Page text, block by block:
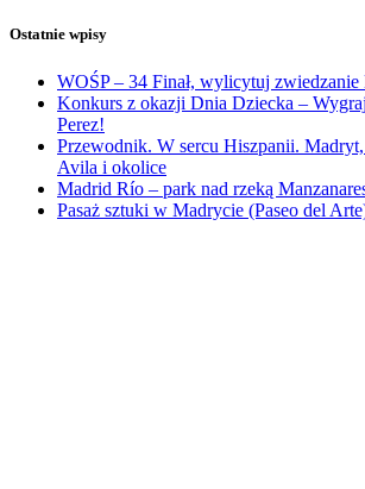
Ostatnie wpisy
WOŚP – 34 Finał, wylicytuj zwiedzanie
Konkurs z okazji Dnia Dziecka –
Perez!
Przewodnik. W sercu Hiszpanii.
Avila i okolice
Madrid Río – park nad rzeką
Pasaż sztuki w Madrycie (Paseo del